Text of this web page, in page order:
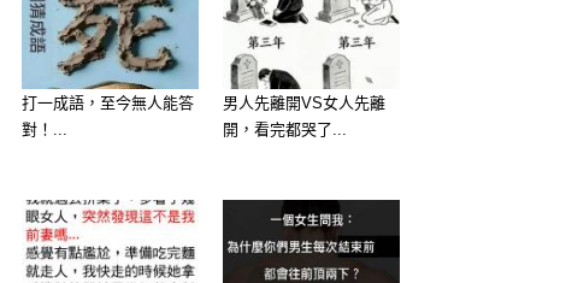
打一成語，至今無人能答
對！...
男人先離開VS女人先離
開，看完都哭了...